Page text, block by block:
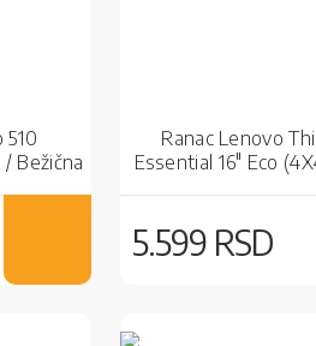
510
Bežična
Ranac Lenovo
Essential 16" Eco
5.599 RSD